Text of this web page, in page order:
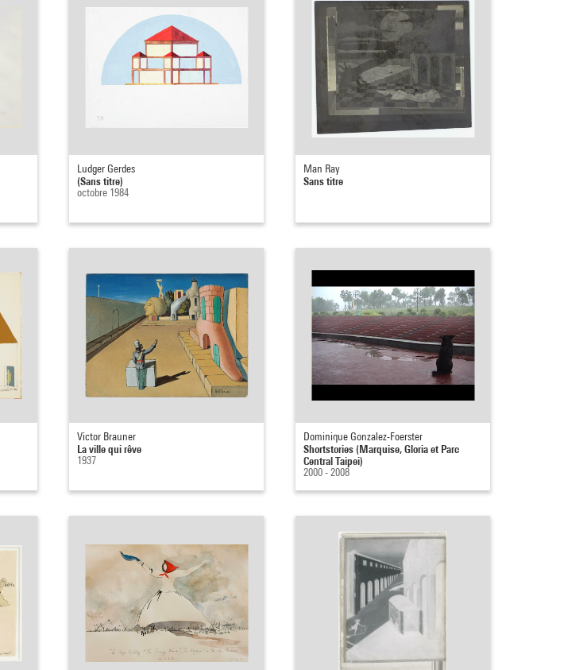
Ludger Gerdes
(Sans titre)
octobre 1984
Man Ray
Sans titre
Victor Brauner
La ville qui rêve
1937
Dominique Gonzalez-Foerster
Shortstories (Marquise, Gloria et Parc
Central Taipei)
2000 - 2008